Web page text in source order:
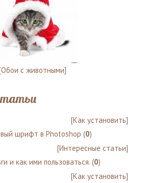
Обои с животными]
[Как установить]
шрифт в Photoshop (0)
[Интересные статьи]
и как ими пользоваться. (0)
[Как установить]